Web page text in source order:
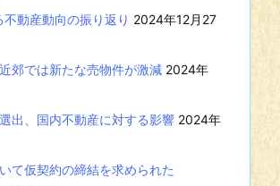
動産動向の振り返り 2024年12月27
郊では新たな売物件が激減 2024年
出、国内不動産に対する影響 2024年
て仮契約の締結を求められた